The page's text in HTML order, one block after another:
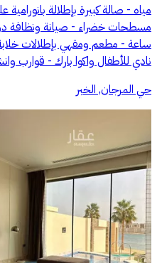
مياه - صالة كبيرة بإطلالة
ساعة - مطعم ومقهي بإطلالات
نادي للأطفال واكوا بارك - قوارب
حي المرجان, الخبر